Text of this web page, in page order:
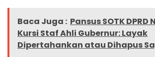
Baca Juga : Pansus SOTK DPRD
Kursi Staf Ahli Gubernur: Layak
Dipertahankan atau Dihapus